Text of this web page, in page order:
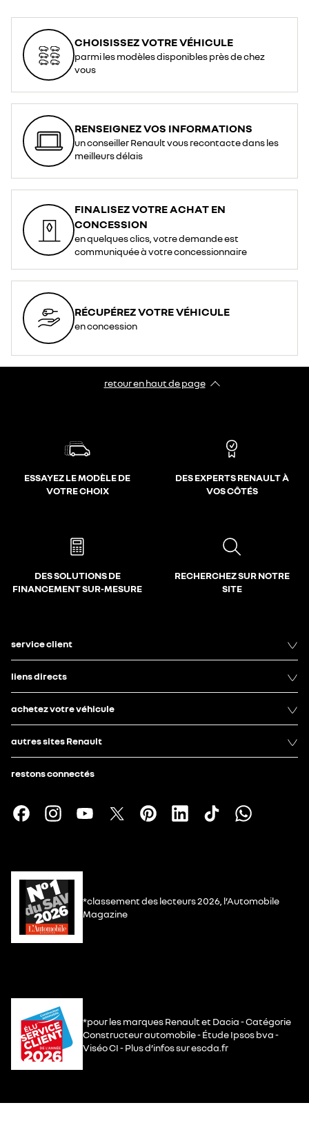
CHOISISSEZ VOTRE VÉHICULE
parmi les modèles disponibles près de chez
vous
RENSEIGNEZ VOS INFORMATIONS
un conseiller Renault vous recontacte dans les
meilleurs délais
FINALISEZ VOTRE ACHAT EN
CONCESSION
en quelques clics, votre demande est
communiquée à votre concessionnaire
RÉCUPÉREZ VOTRE VÉHICULE
en concession
retour en haut de page​
ESSAYEZ LE MODÈLE DE
VOTRE CHOIX
DES EXPERTS RENAULT À
VOS CÔTÉS
DES SOLUTIONS DE
FINANCEMENT SUR-MESURE
RECHERCHEZ SUR NOTRE
SITE
service client
liens directs
achetez votre véhicule
autres sites Renault
restons connectés
*classement des lecteurs 2026, l’Automobile
Magazine
*pour les marques Renault et Dacia - Catégorie
Constructeur automobile - Étude Ipsos bva -
Viséo CI - Plus d’infos sur escda.fr